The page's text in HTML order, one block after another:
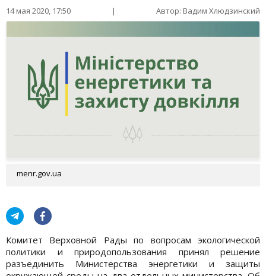
14 мая 2020, 17:50 | Автор: Вадим Хлюдзинский
menr.gov.ua
Комитет Верховной Рады по вопросам экологической
политики и природопользования принял решение
разъединить Министерства энергетики и защиты